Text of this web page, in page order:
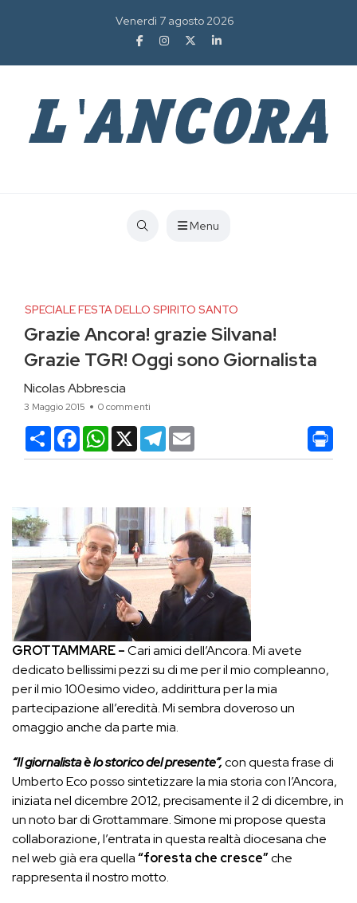
Venerdì 7 agosto 2026
Menu
SPECIALE FESTA DELLO SPIRITO SANTO
Grazie Ancora! grazie Silvana!
Grazie TGR! Oggi sono Giornalista
Nicolas Abbrescia
3 Maggio 2015 0 commenti
CondividiFacebookWhatsApp
X Telegram
GROTTAMMARE –Cari amici dell’Ancora. Mi avete
dedicato bellissimi pezzi su di me per il mio compleanno,
per il mio 100esimo video, addirittura per la mia
partecipazione all’eredità. Mi sembra doveroso un
omaggio anche da parte mia.
“Il giornalista è lo storico del presente”,con questa frase di
Umberto Eco posso sintetizzare la mia storia con l’Ancora,
iniziata nel dicembre 2012, precisamente il 2 di dicembre, in
un noto bar di Grottammare. Simone mi propose questa
collaborazione, l’entrata in questa realtà diocesana che
nel web già era quella“foresta che cresce”che
rappresenta il nostro motto.